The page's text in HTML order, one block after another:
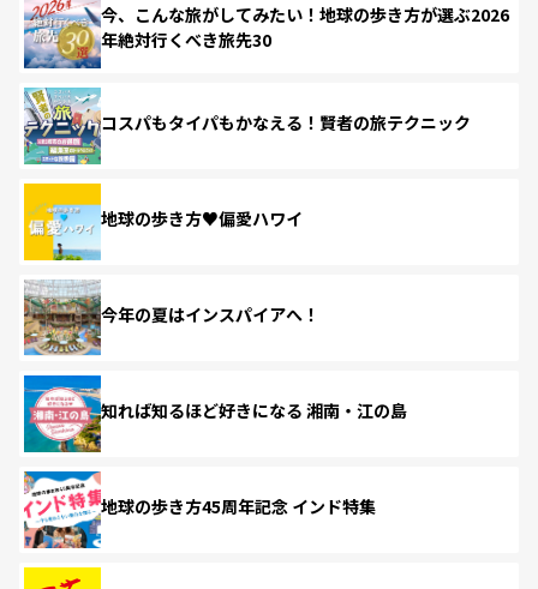
今、こんな旅がしてみたい！地球の歩き方が選ぶ2026
年絶対行くべき旅先30
コスパもタイパもかなえる！賢者の旅テクニック
地球の歩き方♥偏愛ハワイ
今年の夏はインスパイアへ！
知れば知るほど好きになる 湘南・江の島
地球の歩き方45周年記念 インド特集